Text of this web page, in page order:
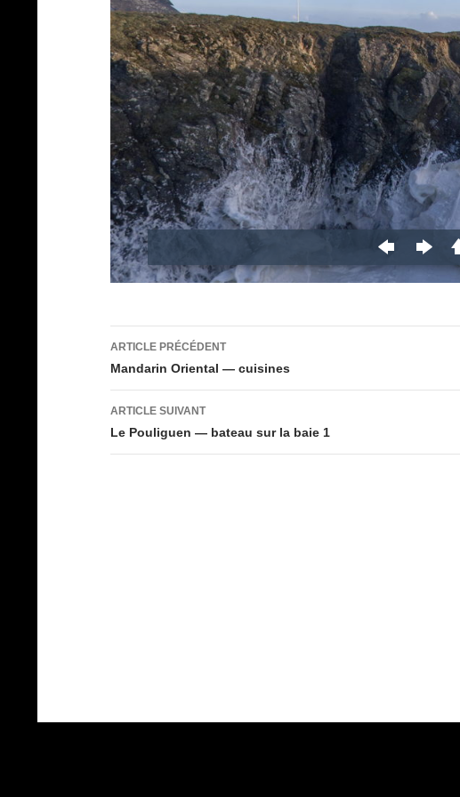
Navigation
des
articles
ARTICLE PRÉCÉDENT
Mandarin Oriental — cuisines
ARTICLE SUIVANT
Le Pouliguen — bateau sur la baie 1